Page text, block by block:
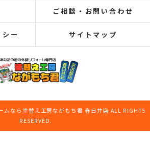
ご相談・お問い合わせ
ー サイトマップ
なら塗替え工房ながもち君 春日井店 ALL RIGHTS
RESERVED.